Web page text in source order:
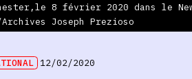
12/02/2020
8 février 2020 dans le
Archives Joseph Prezioso